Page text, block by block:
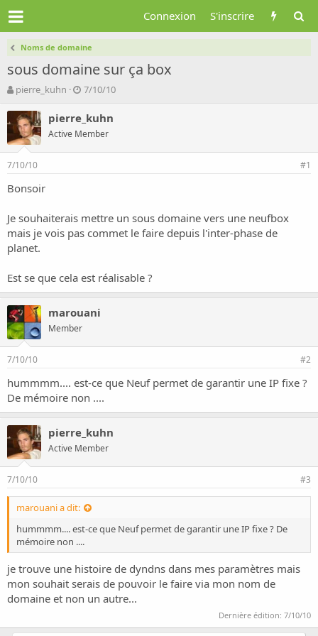
Connexion S'inscrire
Noms de domaine
sous domaine sur ça box
A
t
e
u
r
d
l
d
i
s
c
s
s
i
o
n
pierre_kuhn
D
e
d
e
t
7/10/10
pierre_kuhn
Active Member
7/10/10 #1
Bonsoir
Je souhaiterais mettre un sous domaine vers une neufbox
mais je vois pas commet le faire depuis l'inter-phase de
planet.
Est se que cela est réalisable ?
marouani
Member
7/10/10 #2
hummmm.... est-ce que Neuf permet de garantir une IP fixe ?
De mémoire non ....
pierre_kuhn
Active Member
7/10/10 #3
marouani a dit:
hummmm.... est-ce que Neuf permet de garantir une IP fixe ? De
mémoire non ....
je trouve une histoire de dyndns dans mes paramètres mais
mon souhait serais de pouvoir le faire via mon nom de
domaine et non un autre...
Dernière édition: 7/10/10